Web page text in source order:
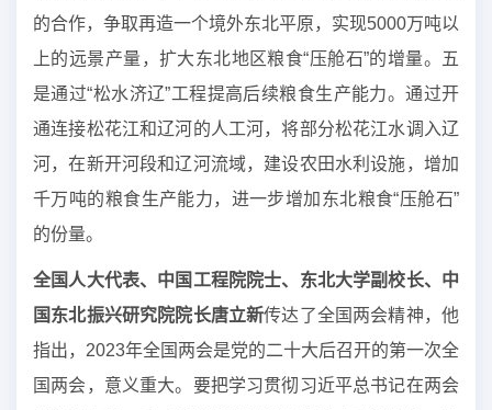
的合作，争取再造一个境外东北平原，实现5000万吨以
上的远景产量，扩大东北地区粮食“压舱石”的增量。五
是通过“松水济辽”工程提高后续粮食生产能力。通过开
通连接松花江和辽河的人工河，将部分松花江水调入辽
河，在新开河段和辽河流域，建设农田水利设施，增加
千万吨的粮食生产能力，进一步增加东北粮食“压舱石”
的份量。
全国人大代表、中国工程院院士、东北大学副校长、中
国东北振兴研究院院长唐立新传达了全国两会精神，他
指出，2023年全国两会是党的二十大后召开的第一次全
国两会，意义重大。要把学习贯彻习近平总书记在两会